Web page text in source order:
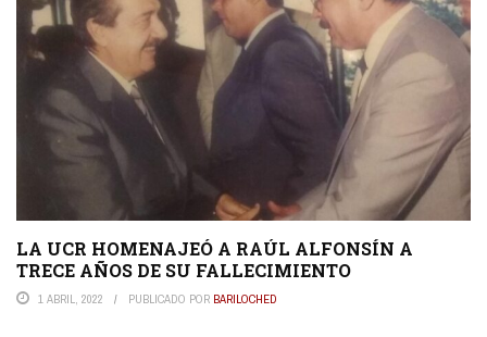
LA UCR HOMENAJEÓ A RAÚL ALFONSÍN A
TRECE AÑOS DE SU FALLECIMIENTO
1 ABRIL, 2022 PUBLICADO POR BARILOCHED